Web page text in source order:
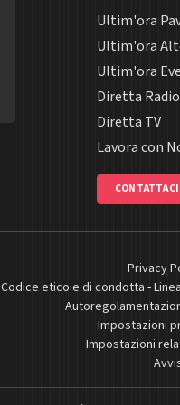
Ultim'ora
Ultim'ora
Ultim'ora
Diretta Radio
Diretta TV
Lavora con
CONTATTACI
Privacy
Codice etico e di condotta -
Impostazioni
Impostazioni